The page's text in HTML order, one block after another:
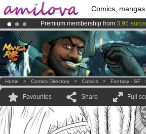
Comics,
Premium membership from 3.95 euros
Already 100000membersand 1000
AmilovaKickstarter is now LIVE!.
Home > Comics Directory > Comics > Fantasy - SF
Favourites Share Full